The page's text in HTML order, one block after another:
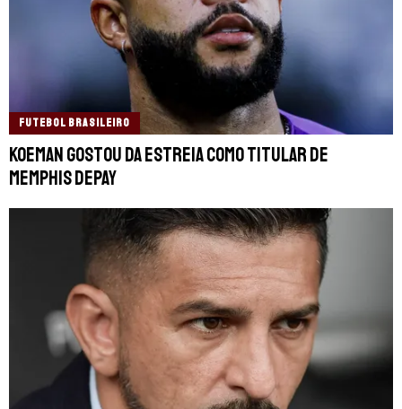
FUTEBOL BRASILEIRO
Koeman gostou da estreia como titular de
Memphis Depay